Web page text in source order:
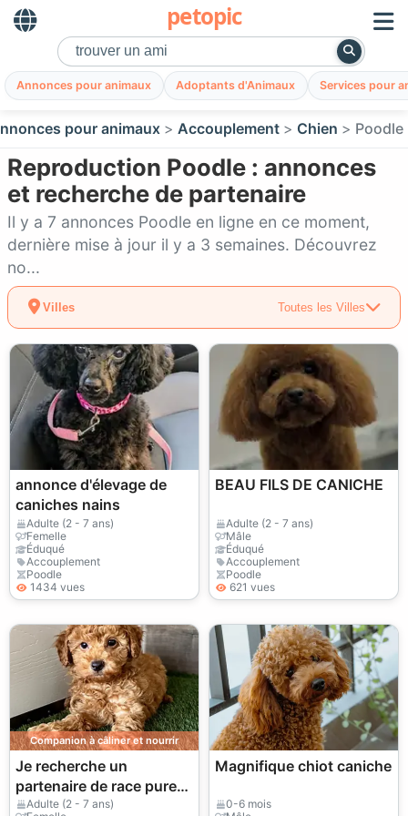
petopic
Annonces pour animaux Adoptants d'Animaux Services pour
pour animaux Accouplement Chien Poodle
Reproduction Poodle : annonces
et recherche de partenaire
Il y a 7 annonces Poodle en ligne en ce moment,
dernière mise à jour il y a 3 semaines. Découvrez
no...
Villes Toutes les Villes
annonce d'élevage de
caniches nains
Adulte (2 - 7 ans)
Femelle
Éduqué
Accouplement
Poodle
1434 vues
BEAU FILS DE CANICHE
Adulte (2 - 7 ans)
Mâle
Éduqué
Accouplement
Poodle
621 vues
Companion à câliner et nourrir
Je recherche un
partenaire de race pure
pour ma femelle caniche
Adulte (2 - 7 ans)
Magnifique chiot caniche
0-6 mois